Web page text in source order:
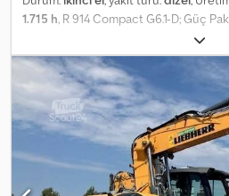
1.715 h, R 914 Compact G6.1-D; Güç
Genişliği 2000 mm; Mini Joystick
destekleyici palet; LIDAT Donanımı;
Joystick aracılığıyla 4,85 m'lik
karşı koruma, kaldırma silindiri; Boru
silindiri; 2,45 m'lik kova sapı; Standart
LED+ Paketi; Çekiç, makas ve
değiştirici LIKUFIX 48; İçerisinde 2 adet
hendek temizleme kovası
Chodozqzwcjpfx Ap Ija Boş ağırlık: